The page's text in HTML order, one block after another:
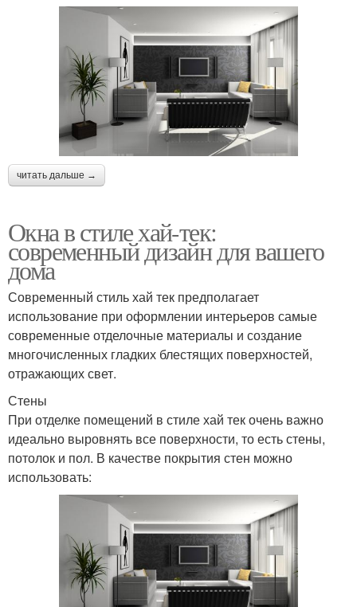
читать дальше →
Окна в стиле хай-тек:
современный дизайн для вашего
дома
Современный стиль хай тек предполагает
использование при оформлении интерьеров самые
современные отделочные материалы и создание
многочисленных гладких блестящих поверхностей,
отражающих свет.
Стены
При отделке помещений в стиле хай тек очень важно
идеально выровнять все поверхности, то есть стены,
потолок и пол. В качестве покрытия стен можно
использовать: